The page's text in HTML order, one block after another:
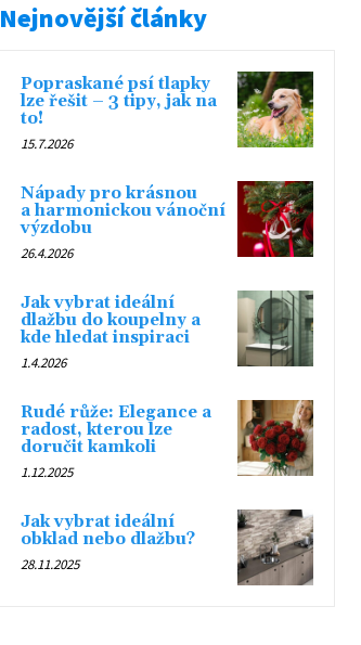
Nejnovější články
Popraskané psí tlapky
lze řešit – 3 tipy, jak na
to!
15.7.2026
Nápady pro krásnou
a harmonickou vánoční
výzdobu
26.4.2026
Jak vybrat ideální
dlažbu do koupelny a
kde hledat inspiraci
1.4.2026
Rudé růže: Elegance a
radost, kterou lze
doručit kamkoli
1.12.2025
Jak vybrat ideální
obklad nebo dlažbu?
28.11.2025